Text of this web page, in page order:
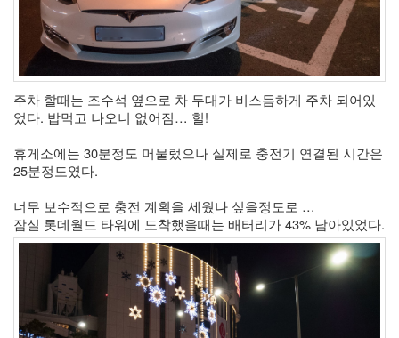
주차 할때는 조수석 옆으로 차 두대가 비스듬하게 주차 되어있
었다. 밥먹고 나오니 없어짐… 헐!
휴게소에는 30분정도 머물렀으나 실제로 충전기 연결된 시간은
25분정도였다.
너무 보수적으로 충전 계획을 세웠나 싶을정도로 …